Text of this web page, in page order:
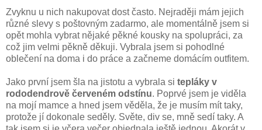
Zvyknu u nich nakupovat dost často. Nejraději mám jejich
různé slevy s poštovným zadarmo, ale momentálně jsem si
opět mohla vybrat nějaké pěkné kousky na spolupráci, za
což jim velmi pěkně děkuji. Vybrala jsem si pohodlné
oblečení na doma i do práce a začneme domácím outfitem.
Jako první jsem šla na jistotu a vybrala si tepláky v
rododendrově červeném odstínu. Poprvé jsem je viděla
na mojí mamce a hned jsem věděla, že je musím mít taky,
protože jí dokonale seděly. Světe, div se, mně sedí taky. A